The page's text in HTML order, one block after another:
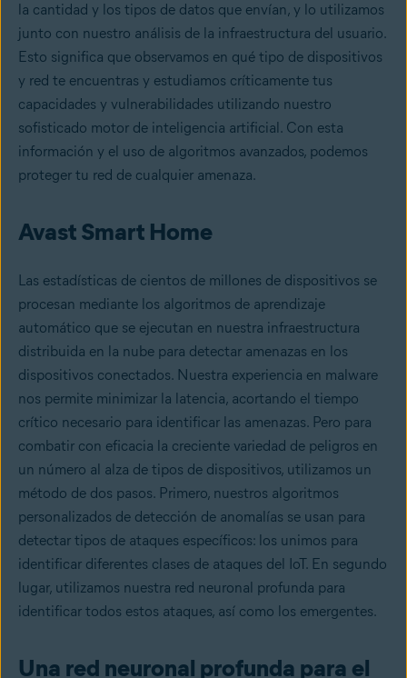
la cantidad y los tipos de datos que envían, y lo utilizamos
junto con nuestro análisis de la infraestructura del usuario.
Esto significa que observamos en qué tipo de dispositivos
y red te encuentras y estudiamos críticamente tus
capacidades y vulnerabilidades utilizando nuestro
sofisticado motor de inteligencia artificial. Con esta
información y el uso de algoritmos avanzados, podemos
proteger tu red de cualquier amenaza.
Avast Smart Home
Las estadísticas de cientos de millones de dispositivos se
procesan mediante los algoritmos de aprendizaje
automático que se ejecutan en nuestra infraestructura
distribuida en la nube para detectar amenazas en los
dispositivos conectados. Nuestra experiencia en malware
nos permite minimizar la latencia, acortando el tiempo
crítico necesario para identificar las amenazas. Pero para
combatir con eficacia la creciente variedad de peligros en
un número al alza de tipos de dispositivos, utilizamos un
método de dos pasos. Primero, nuestros algoritmos
personalizados de detección de anomalías se usan para
detectar tipos de ataques específicos: los unimos para
identificar diferentes clases de ataques del IoT. En segundo
lugar, utilizamos nuestra red neuronal profunda para
identificar todos estos ataques, así como los emergentes.
Una red neuronal profunda para el